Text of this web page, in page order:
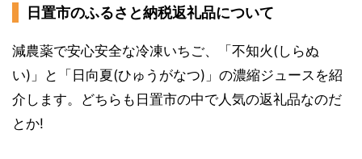
日置市のふるさと納税返礼品について
減農薬で安心安全な冷凍いちご、「不知火(しらぬ
い)」と「日向夏(ひゅうがなつ)」の濃縮ジュースを紹
介します。どちらも日置市の中で人気の返礼品なのだ
とか!